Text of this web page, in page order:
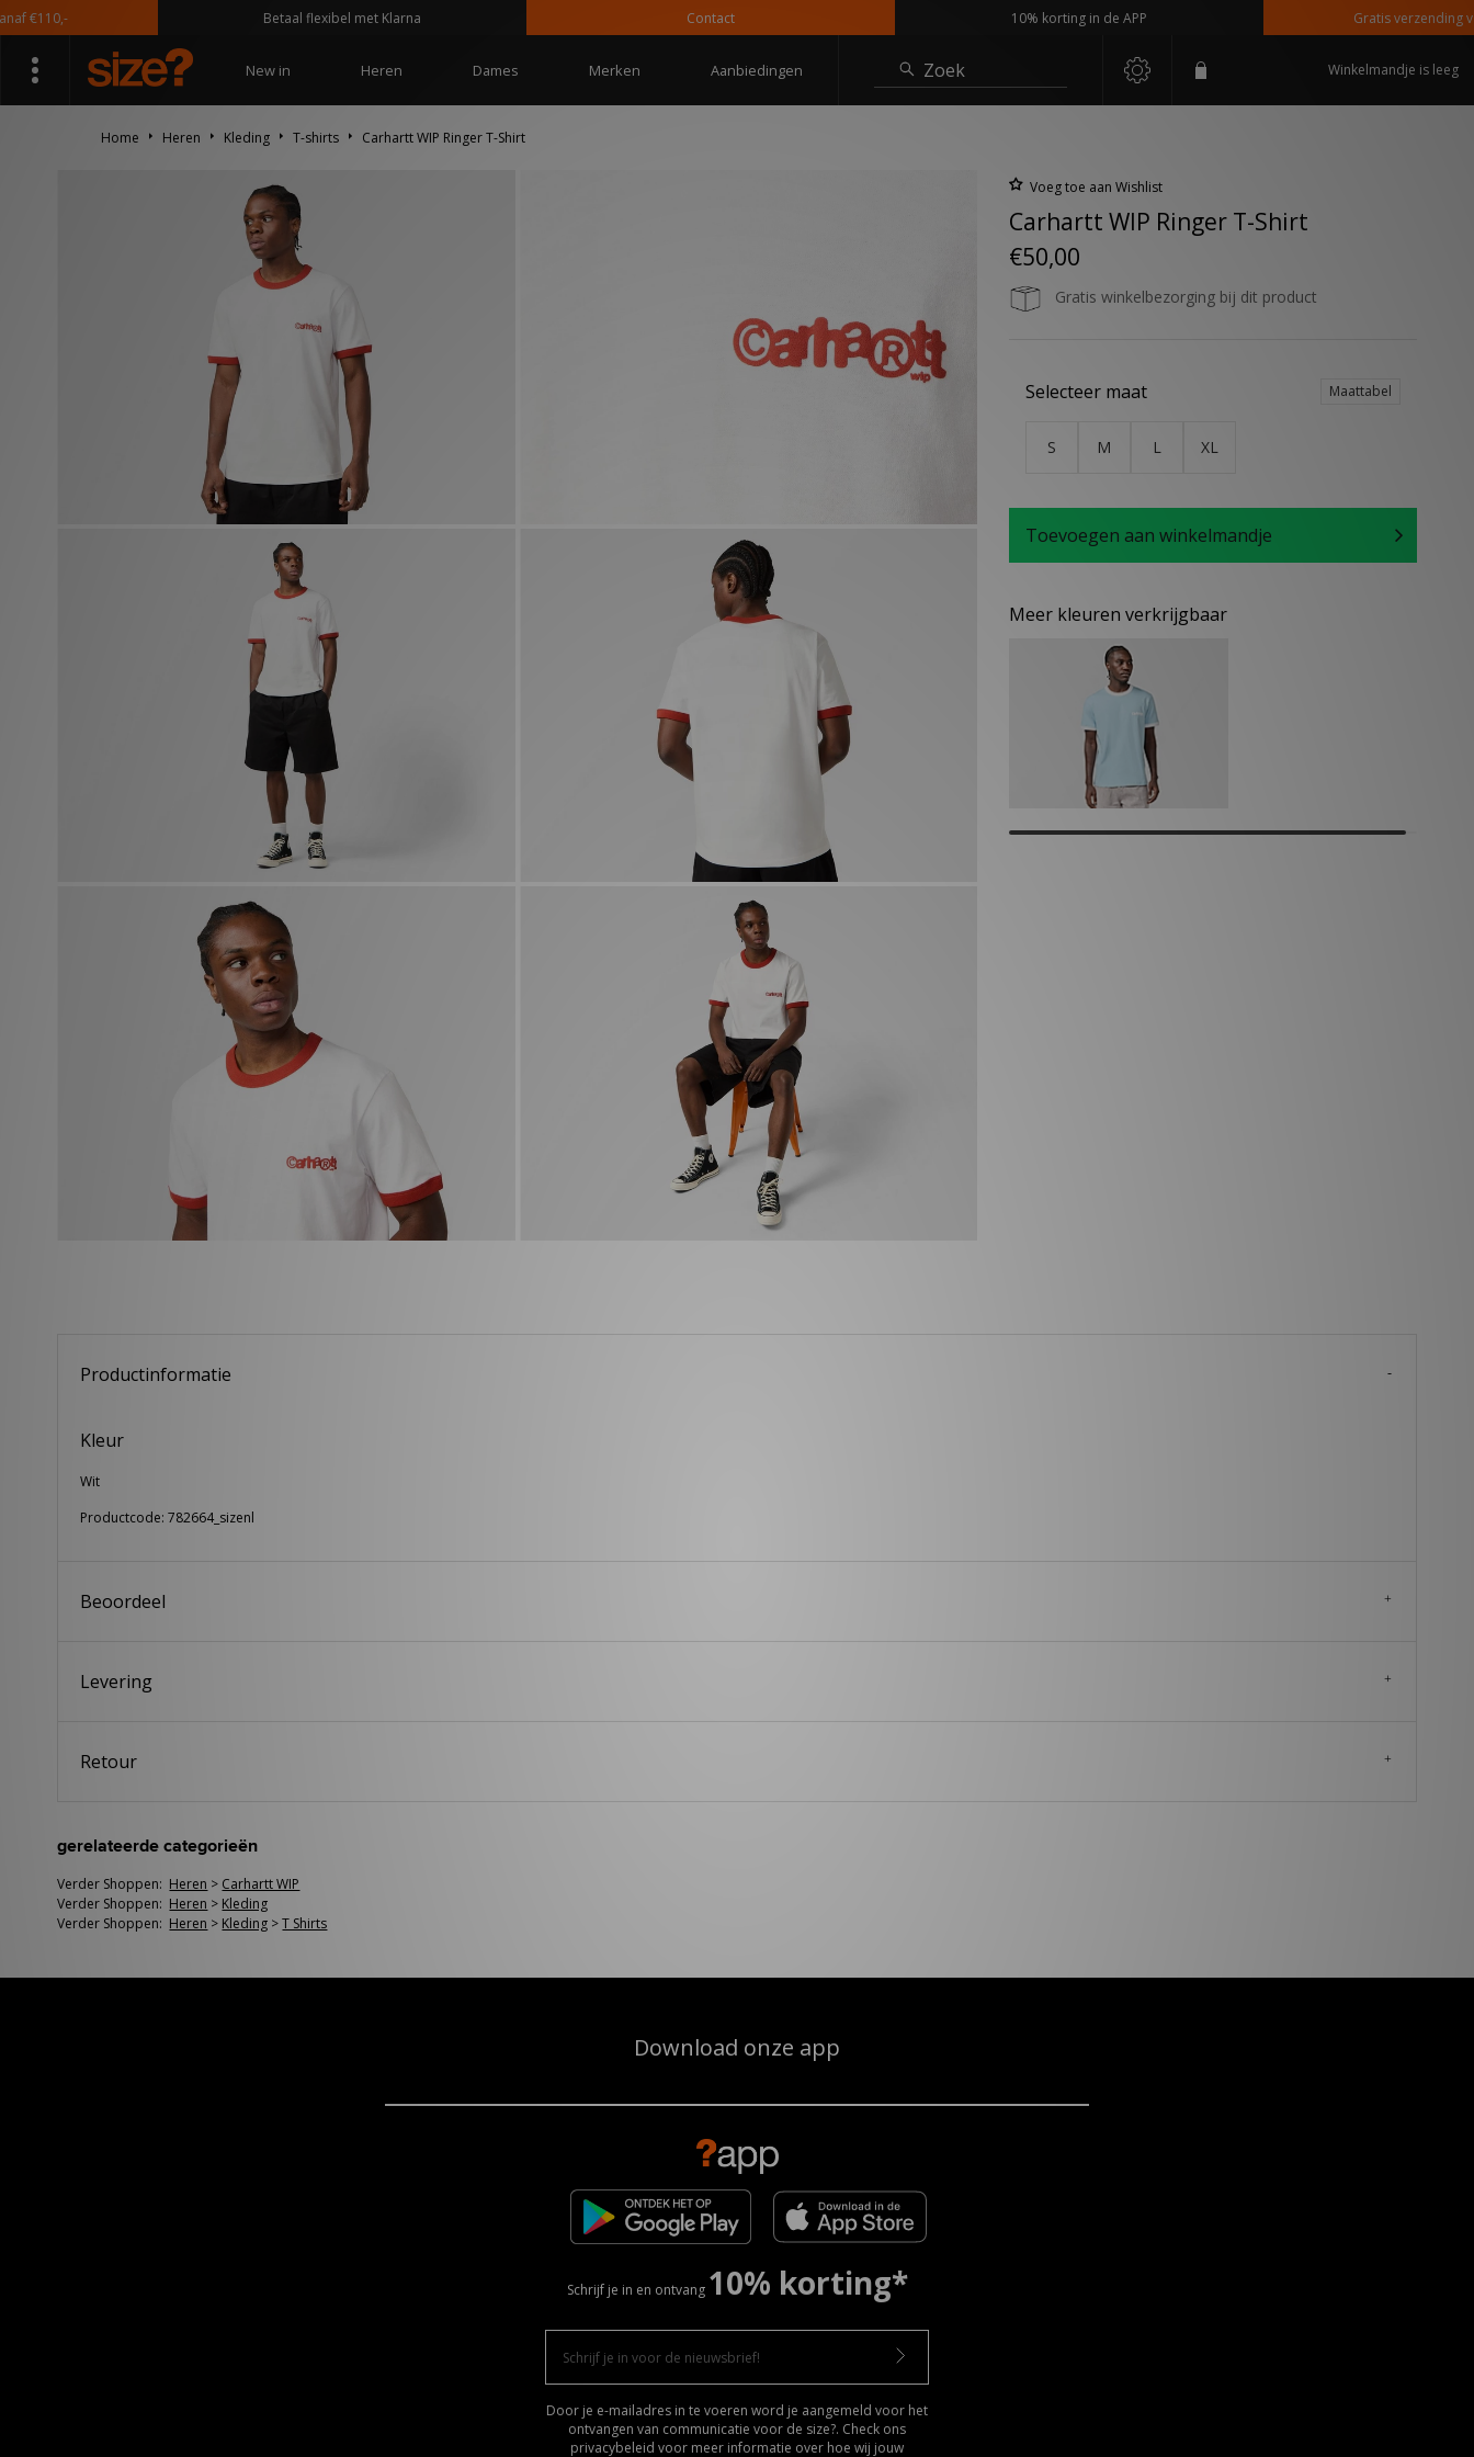
Betaal flexibel met Klarna Contact 10% korting in de APP Gratis verzending
New in Heren Dames Merken Aanbiedingen Zoek Winkelmandje is leeg
Home Heren Kleding T-shirts Carhartt WIP Ringer T-Shirt
Voeg toe aan Wishlist
Carhartt WIP Ringer T-Shirt
€50,00
Gratis winkelbezorging bij dit product
Selecteer maat Maattabel
S M L XL
Toevoegen aan winkelmandje
Meer kleuren verkrijgbaar
Productinformatie
Kleur
Wit
Productcode: 782664_sizenl
Beoordeel
Levering
Retour
gerelateerde categorieën
Verder Shoppen: Heren > Carhartt WIP
Verder Shoppen: Heren > Kleding
Verder Shoppen: Heren > Kleding >T Shirts
Download onze app
Schrijf je in en ontvang 10% korting*
Door je e-mailadres in te voeren word je aangemeld voor het
ontvangen van communicatie voor de size?. Check ons
privacybeleid voor meer informatie over hoe wij jouw